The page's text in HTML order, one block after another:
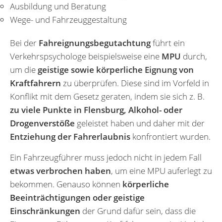
Ausbildung und Beratung
Wege- und Fahrzeuggestaltung
Bei der Fahreignungsbegutachtungführt ein
Verkehrspsychologe beispielsweise eine MPU durch,
um die geistige sowie körperliche Eignung von
Kraftfahrern zu überprüfen. Diese sind im Vorfeld in
Konflikt mit dem Gesetz geraten, indem sie sich z. B.
zu viele Punkte in Flensburg, Alkohol- oder
Drogenverstöße geleistet haben und daher mit der
Entziehung der Fahrerlaubnis konfrontiert wurden.
Ein Fahrzeugführer muss jedoch nicht in jedem Fall
etwas verbrochen haben, um eine MPU auferlegt zu
bekommen. Genauso können körperliche
Beeinträchtigungen oder geistige
Einschränkungen der Grund dafür sein, dass die